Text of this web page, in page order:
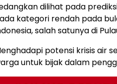
dilihat pada
kategori rendah pada
salah satunya di
potensi krisis air
untuk bijak dalam